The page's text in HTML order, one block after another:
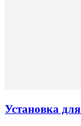
Установка